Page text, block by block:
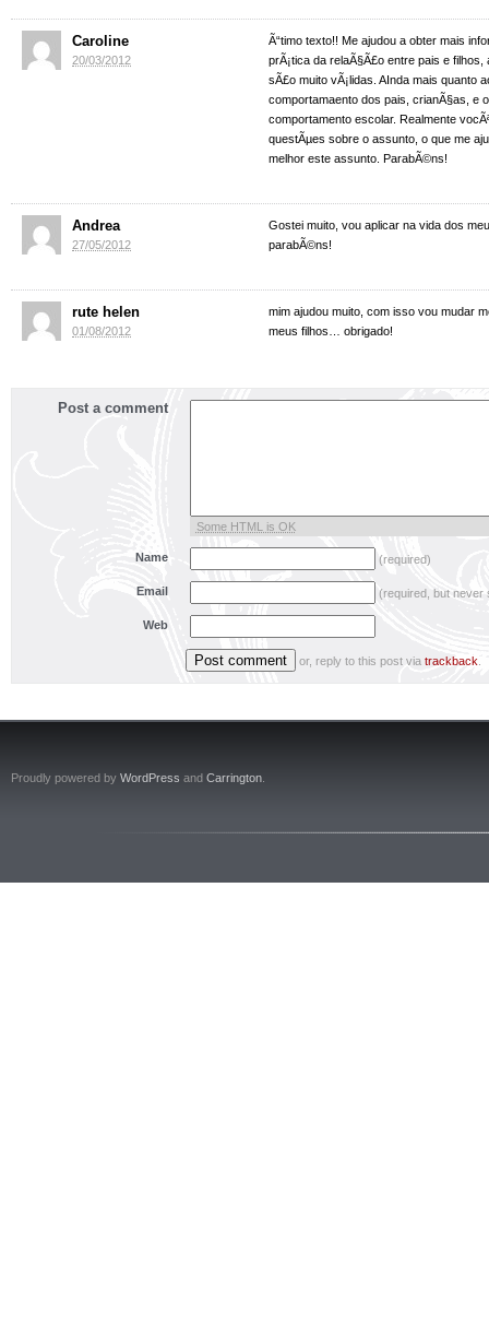
Caroline
20/03/2012
Ã“timo texto!! Me ajudou a obter mais
prÃ¡tica da relaÃ§Ã£o entre pais e filhos,
sÃ£o muito vÃ¡lidas. AInda mais quanto
comportamaento dos pais, crianÃ§as, e
comportamento escolar. Realmente
questÃµes sobre o assunto, o que me
melhor este assunto. ParabÃ©ns!
Andrea
27/05/2012
Gostei muito, vou aplicar na vida dos
parabÃ©ns!
rute helen
01/08/2012
mim ajudou muito, com isso vou mudar
meus filhos… obrigado!
Post a comment
Some HTML is OK
Name (required)
Email (required, but never
Web
or, reply to this post via trackback
Proudly powered by WordPress and Carrington